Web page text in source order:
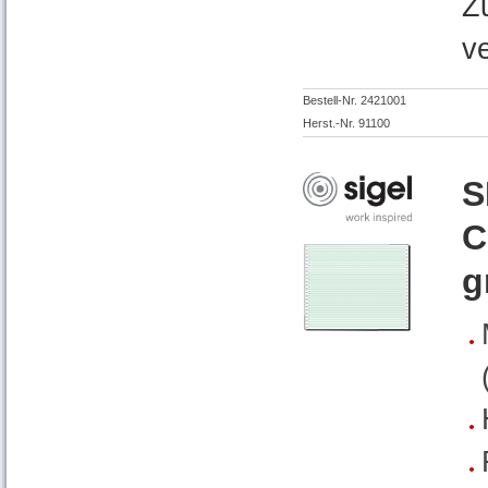
Bestell-Nr. 2421001
Herst.-Nr. 91100